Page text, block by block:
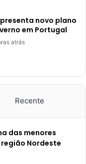
novo plano
em Portugal
atrás
Recente
das menores
Nordeste